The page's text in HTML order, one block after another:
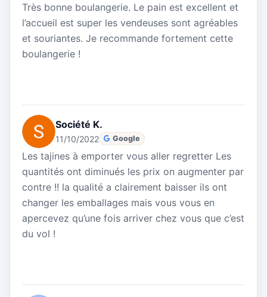
Très bonne boulangerie. Le pain est excellent et
l’accueil est super les vendeuses sont agréables
et souriantes. Je recommande fortement cette
boulangerie !
Société K.
11/10/2022 Google
Les tajines à emporter vous aller regretter Les
quantités ont diminués les prix on augmenter par
contre !! la qualité a clairement baisser ils ont
changer les emballages mais vous vous en
apercevez qu’une fois arriver chez vous que c’est
du vol !